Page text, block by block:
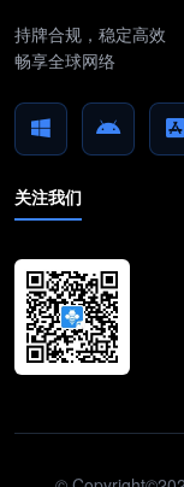
持牌合规，稳定高效
畅享全球网络
关注我们